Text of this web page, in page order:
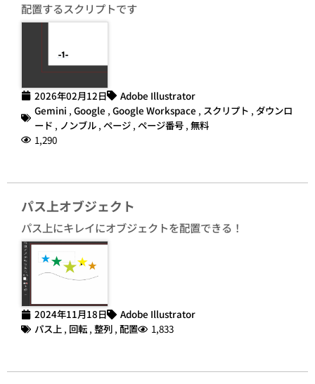
配置するスクリプトです
2026年02月12日
Adobe Illustrator
Gemini , Google , Google Workspace , スクリプト , ダウンロ
ード , ノンブル , ページ , ページ番号 , 無料
1,290
パス上オブジェクト
パス上にキレイにオブジェクトを配置できる！
2024年11月18日
Adobe Illustrator
パス上 , 回転 , 整列 , 配置 1,833